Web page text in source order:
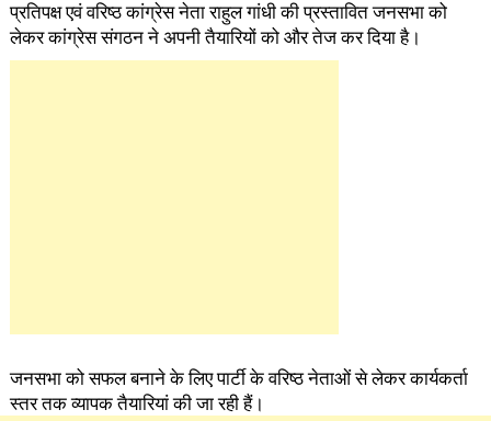
प्रतिपक्ष एवं वरिष्ठ कांग्रेस नेता राहुल गांधी की प्रस्तावित जनसभा को
लेकर कांग्रेस संगठन ने अपनी तैयारियों को और तेज कर दिया है।
जनसभा को सफल बनाने के लिए पार्टी के वरिष्ठ नेताओं से लेकर कार्यकर्ता
स्तर तक व्यापक तैयारियां की जा रही हैं।